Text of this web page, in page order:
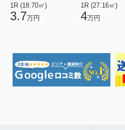
1R (18.70㎡)
3.7万円
1R (27.16㎡)
4万円